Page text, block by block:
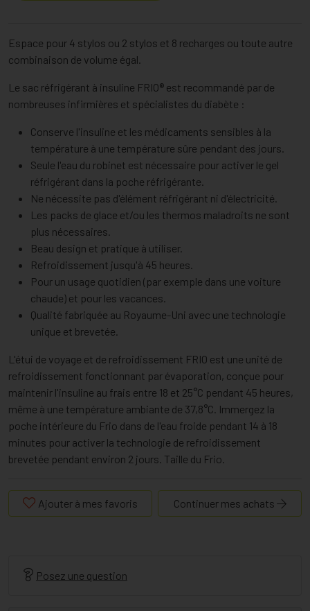
Espace pour 4 stylos ou 2 stylos et 8 recharges ou toute autre
combinaison de volume égal.
Le sac réfrigérant à insuline FRIO® est recommandé par de
nombreuses infirmières et spécialistes du diabète :
Conserve l'insuline et les médicaments sensibles à la
température à une température sûre pendant des jours.
Seule l'eau du robinet est nécessaire pour activer le gel
réfrigérant dans la poche réfrigérante.
Ne nécessite pas d'élément réfrigérant ni d'électricité.
Les packs de glace et/ou les thermos maladroits ne sont
plus nécessaires.
Beau design et pratique à utiliser.
Refroidissement jusqu'à 45 heures.
Pour un usage quotidien (par exemple dans une voiture
chaude) et pour les vacances.
Qualité fabriquée au Royaume-Uni avec une technologie
unique et brevetée.
L'étui de voyage et de refroidissement FRIO est une unité de
refroidissement fonctionnant par évaporation, conçue pour
maintenir l'insuline au frais entre 18 et 25°C pendant 45 heures,
même à une température ambiante de 37,8°C. Immergez la
poche intérieure du Frio dans de l'eau froide pendant 14 à 18
minutes pour activer la technologie de refroidissement
brevetée pendant environ 2 jours. Taille du Frio.
Ajouter à mes favoris Continuer mes achats
Posez une question